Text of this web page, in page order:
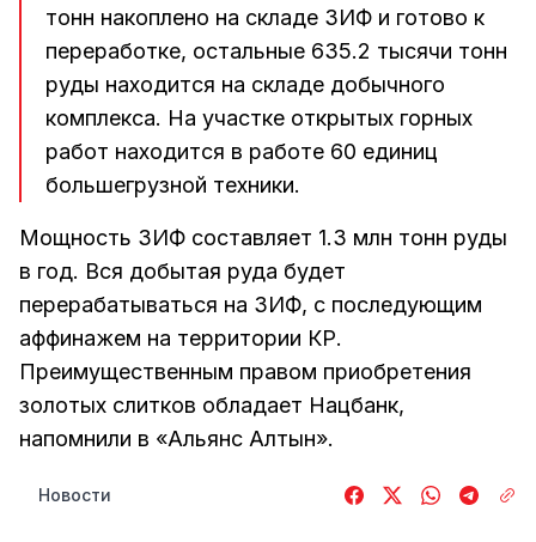
тонн накоплено на складе ЗИФ и готово к
переработке, остальные 635.2 тысячи тонн
руды находится на складе добычного
комплекса. На участке открытых горных
работ находится в работе 60 единиц
большегрузной техники.
Мощность ЗИФ составляет 1.3 млн тонн руды
в год. Вся добытая руда будет
перерабатываться на ЗИФ, с последующим
аффинажем на территории КР.
Преимущественным правом приобретения
золотых слитков обладает Нацбанк,
напомнили в «Альянс Алтын».
Новости